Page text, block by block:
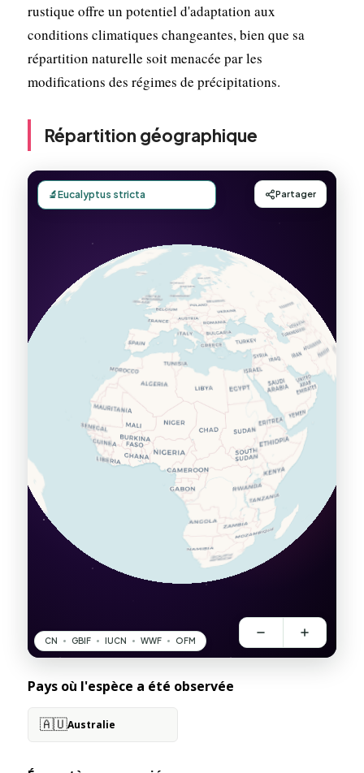
rustique offre un potentiel d'adaptation aux
conditions climatiques changeantes, bien que sa
répartition naturelle soit menacée par les
modifications des régimes de précipitations.
Répartition géographique
Pays où l'espèce a été observée
🇦🇺Australie